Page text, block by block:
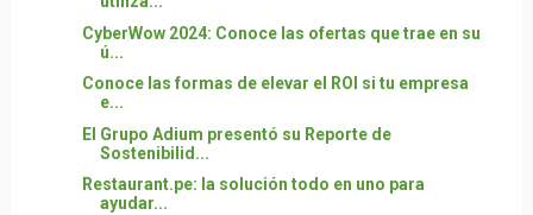
CyberWow 2024: Conoce las ofertas que trae en su
ú...
Conoce las formas de elevar el ROI si tu empresa
e...
El Grupo Adium presentó su Reporte de
Sostenibilid...
Restaurant.pe: la solución todo en uno para
ayudar...